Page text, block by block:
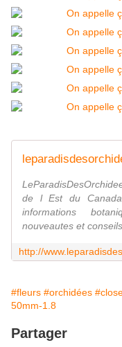
de l Est du
informations
nouveautes et
#fleurs #orchidées
50mm-1.8
Partager